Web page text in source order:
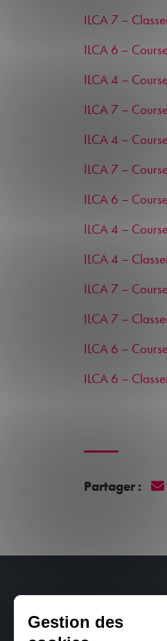
ILCA 7 –
ILCA 6 –
ILCA 4 –
ILCA 7 –
ILCA 4 –
ILCA 7 –
ILCA 6 –
ILCA 4 –
ILCA 4 –
ILCA 7 –
ILCA 7 –
ILCA 6 –
ILCA 6 –
Partager :
Port de Plaisance
Gestion des